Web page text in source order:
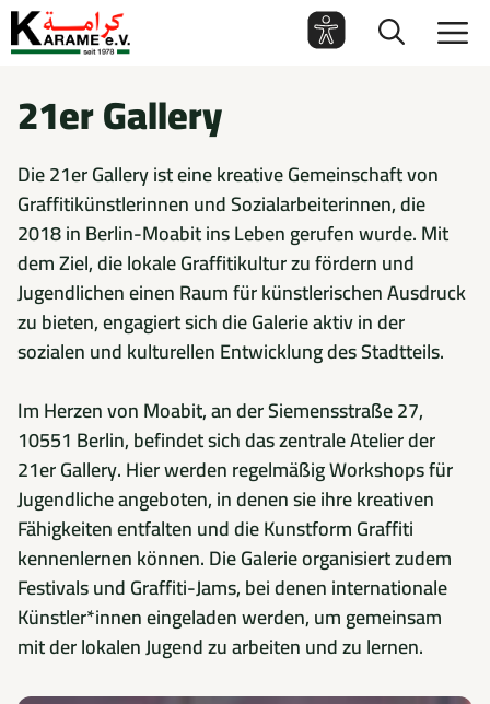
Zum
Inhalt
21er Gallery
Die 21er Gallery ist eine kreative Gemeinschaft von
Graffitikünstlerinnen und Sozialarbeiterinnen, die
2018 in Berlin-Moabit ins Leben gerufen wurde. Mit
dem Ziel, die lokale Graffitikultur zu fördern und
Jugendlichen einen Raum für künstlerischen Ausdruck
zu bieten, engagiert sich die Galerie aktiv in der
sozialen und kulturellen Entwicklung des Stadtteils.
Im Herzen von Moabit, an der Siemensstraße 27,
10551 Berlin, befindet sich das zentrale Atelier der
21er Gallery. Hier werden regelmäßig Workshops für
Jugendliche angeboten, in denen sie ihre kreativen
Fähigkeiten entfalten und die Kunstform Graffiti
kennenlernen können. Die Galerie organisiert zudem
Festivals und Graffiti-Jams, bei denen internationale
Künstler*innen eingeladen werden, um gemeinsam
mit der lokalen Jugend zu arbeiten und zu lernen.